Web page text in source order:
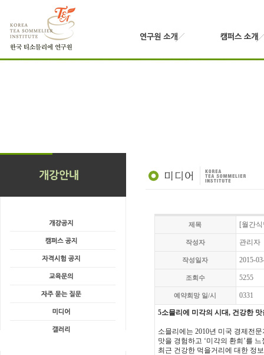
제목 [월간
작성자 관리자
작성일자 2015-
조회수 5255
예약희망 일/시 0331
5소믈리에 미각의 시대, 건강한
소믈리에는 2010년 미국 경제전
맛을 경험하고 ‘미각의 환희’를
최근 건강한 먹을거리에 대한 정